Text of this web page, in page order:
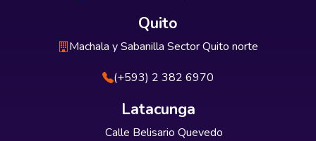
Quito
Machala y Sabanilla Sector Quito norte
(+593) 2 382 6970
Latacunga
Calle Belisario Quevedo